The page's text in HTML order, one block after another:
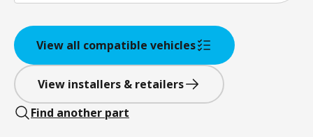
View all compatible vehicles
View installers & retailers
Find another part